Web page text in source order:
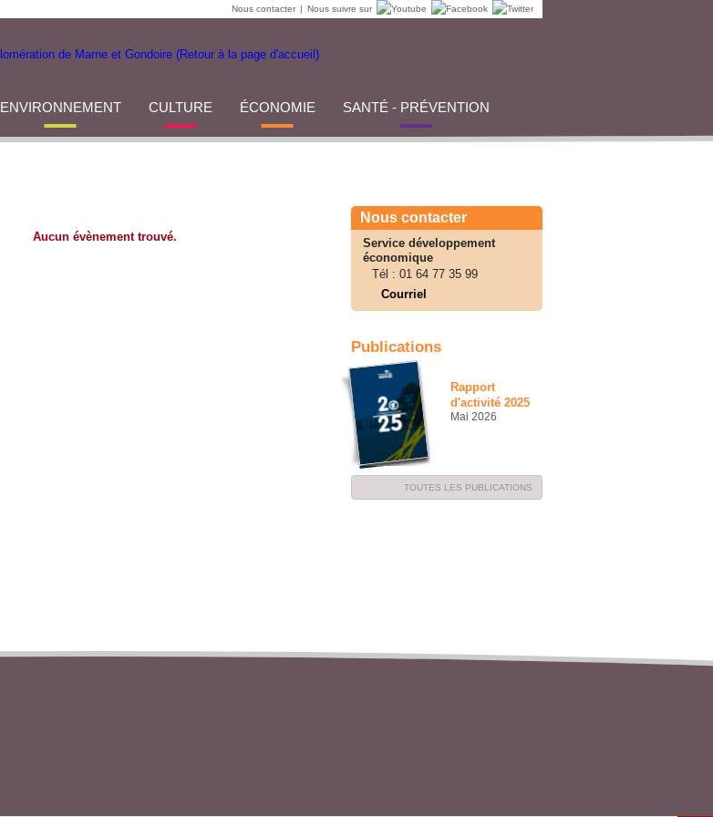
Nous contacter | Nous suivre sur
ENVIRONNEMENT CULTURE ÉCONOMIE SANTÉ - PRÉVENTION
Aucun évènement trouvé.
Nous contacter
Service développement
économique
Tél : 01 64 77 35 99
Courriel
Publications
Rapport
d'activité 2025
Mai 2026
TOUTES LES PUBLICATIONS